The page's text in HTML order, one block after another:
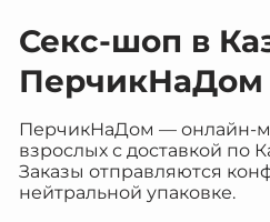
Секс-шоп в
ПерчикНаДом
ПерчикНаДом — онлайн-
взрослых с доставкой по
Заказы отправляются
нейтральной упаковке.